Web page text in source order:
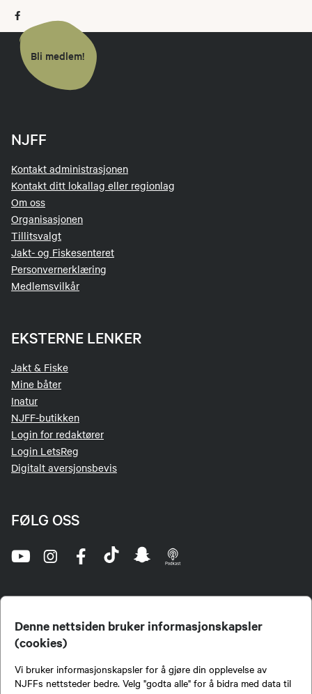
Denne nettsiden bruker informasjonskapsler
(cookies)
Vi bruker informasjonskapsler for å gjøre din opplevelse av
NJFFs nettsteder bedre. Velg "godta alle" for å bidra med data til
Bli medlem!
NJFF
Kontakt administrasjonen
Kontakt ditt lokallag eller regionlag
Om oss
Organisasjonen
Tillitsvalgt
Jakt- og Fiskesenteret
Personvernerklæring
Medlemsvilkår
EKSTERNE LENKER
Jakt & Fiske
Mine båter
Inatur
NJFF-butikken
Login for redaktører
Login LetsReg
Digitalt aversjonsbevis
FØLG OSS
jegere og sportsfiskere og et av de viktigste miljøene for formidling av kunnskap om jakt og
fiske i Norge. Vi er en partipolitisk nøytral organisasjon, men har et sterkt jakt-, fiske-, og